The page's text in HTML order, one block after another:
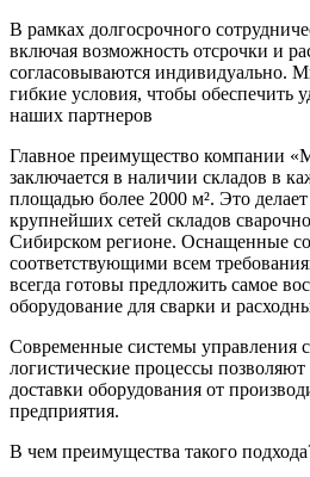
В рамках долгосрочного
включая возможность отсрочки и
согласовываются индивидуально.
гибкие условия, чтобы обеспечить
наших партнеров
Главное преимущество
заключается в наличии складов в
площадью более 2000 м². Это
крупнейших сетей складов
Сибирском регионе. Оснащенные
соответствующими всем
всегда готовы предложить самое
оборудование для сварки и
Современные системы управления
логистические процессы
доставки оборудования от
предприятия.
В чем преимущества такого